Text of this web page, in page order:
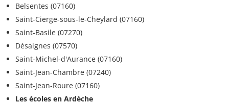
Belsentes (07160)
Saint-Cierge-sous-le-Cheylard (07160)
Saint-Basile (07270)
Désaignes (07570)
Saint-Michel-d'Aurance (07160)
Saint-Jean-Chambre (07240)
Saint-Jean-Roure (07160)
Les écoles en Ardèche